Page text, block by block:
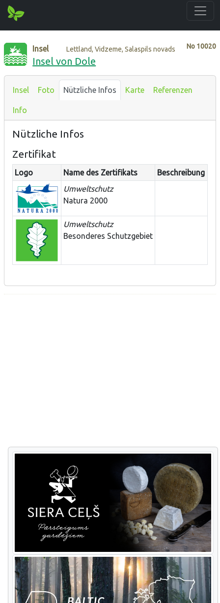
No 10020
Insel Lettland, Vidzeme, Salaspils novads
Insel von Dole
Insel Foto Nützliche Infos Karte Referenzen
Info
Nützliche Infos
Zertifikat
Logo Name des Zertifikats
Beschreibung
Umweltschutz
Natura 2000
Umweltschutz
Besonderes Schutzgebiet